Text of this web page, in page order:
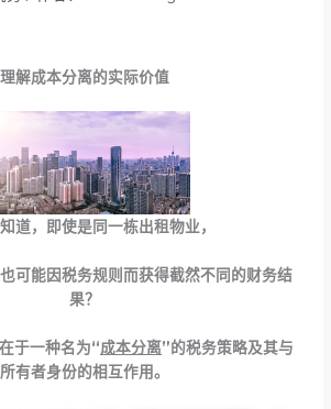
理解成本分离的实际价值
道，即使是同一栋出租物业，
可能因税务规则而获得截然不同的财务结
果？
于一种名为“成本分离”的税务策略及其与
所有者身份的相互作用。